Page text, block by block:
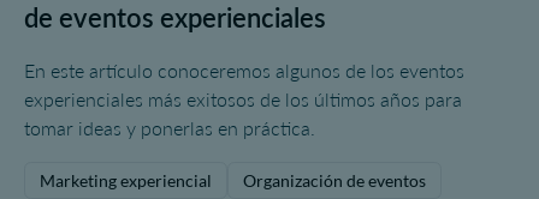
de eventos experienciales
En este artículo conoceremos algunos de los eventos
experienciales más exitosos de los últimos años para
tomar ideas y ponerlas en práctica.
Marketing experiencial
Organización de eventos